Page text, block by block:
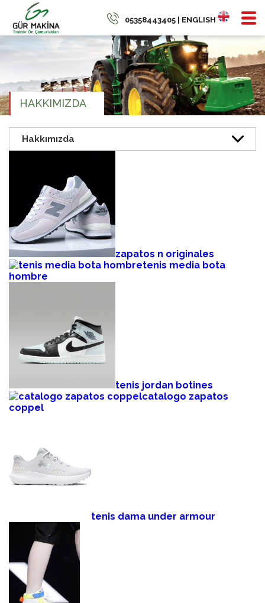
05358443405 | ENGLISH
HAKKIMIZDA
zapatos n originales
tenis media bota
hombre
tenis jordan botines
catalogo zapatos
coppel
tenis dama under armour